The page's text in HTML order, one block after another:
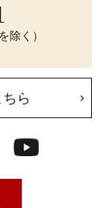
除く）
ら